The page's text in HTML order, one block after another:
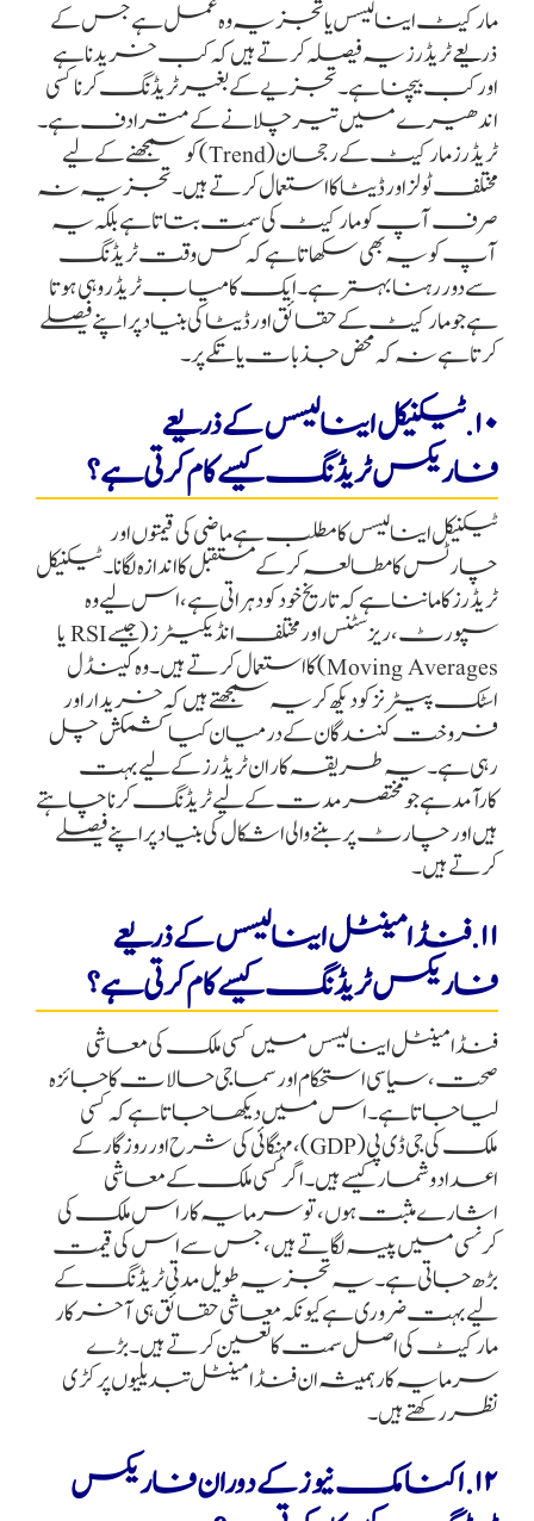
مارکیٹ اینالیسس یا تجزیہ وہ عمل ہے جس کے
ذریعے ٹریڈرز یہ فیصلہ کرتے ہیں کہ کب خریدنا ہے
اور کب بیچنا ہے۔ تجزیے کے بغیر ٹریڈنگ کرنا کسی
اندھیرے میں تیر چلانے کے مترادف ہے۔
ٹریڈرز مارکیٹ کے رجحان (Trend) کو سمجھنے کے لیے
مختلف ٹولز اور ڈیٹا کا استعمال کرتے ہیں۔ تجزیہ نہ
صرف آپ کو مارکیٹ کی سمت بتاتا ہے بلکہ یہ
آپ کو یہ بھی سکھاتا ہے کہ کس وقت ٹریڈنگ
سے دور رہنا بہتر ہے۔ ایک کامیاب ٹریڈر وہی ہوتا
ہے جو مارکیٹ کے حقائق اور ڈیٹا کی بنیاد پر اپنے فیصلے
کرتا ہے نہ کہ محض جذبات یا تکے پر۔
۱۰. ٹیکنیکل اینالیسس کے ذریعے
فاریکس ٹریڈنگ کیسے کام کرتی ہے؟
ٹیکنیکل اینالیسس کا مطلب ہے ماضی کی قیمتوں اور
چارٹس کا مطالعہ کر کے مستقبل کا اندازہ لگانا۔ ٹیکنیکل
ٹریڈرز کا ماننا ہے کہ تاریخ خود کو دہراتی ہے، اس لیے وہ
سپورٹ، ریزسٹنس اور مختلف انڈیکیٹرز (جیسے RSI یا
Moving Averages) کا استعمال کرتے ہیں۔ وہ کینڈل
اسٹک پیٹرنز کو دیکھ کر یہ سمجھتے ہیں کہ خریدار اور
فروخت کنندگان کے درمیان کیا کشمکش چل
رہی ہے۔ یہ طریقہ کار ان ٹریڈرز کے لیے بہت
کارآمد ہے جو مختصر مدت کے لیے ٹریڈنگ کرنا چاہتے
ہیں اور چارٹ پر بننے والی اشکال کی بنیاد پر اپنے فیصلے
کرتے ہیں۔
۱۱. فنڈامینٹل اینالیسس کے ذریعے
فاریکس ٹریڈنگ کیسے کام کرتی ہے؟
فنڈامینٹل اینالیسس میں کسی ملک کی معاشی
صحت، سیاسی استحکام اور سماجی حالات کا جائزہ
لیا جاتا ہے۔ اس میں دیکھا جاتا ہے کہ کسی
ملک کی جی ڈی پی (GDP)، مہنگائی کی شرح اور روزگار کے
اعداد و شمار کیسے ہیں۔ اگر کسی ملک کے معاشی
اشارے مثبت ہوں، تو سرمایہ کار اس ملک کی
کرنسی میں پیسہ لگاتے ہیں، جس سے اس کی قیمت
بڑھ جاتی ہے۔ یہ تجزیہ طویل مدتی ٹریڈنگ کے
لیے بہت ضروری ہے کیونکہ معاشی حقائق ہی آخر کار
مارکیٹ کی اصل سمت کا تعین کرتے ہیں۔ بڑے
سرمایہ کار ہمیشہ ان فنڈامینٹل تبدیلیوں پر کڑی
نظر رکھتے ہیں۔
۱۲. اکنامک نیوز کے دوران فاریکس